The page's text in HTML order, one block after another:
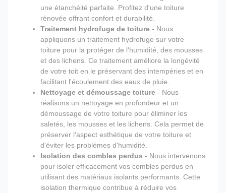
une étanchéité parfaite. Profitez d'une toiture
rénovée offrant confort et durabilité.
Traitement hydrofuge de toiture - Nous
appliquons un traitement hydrofuge sur votre
toiture pour la protéger de l'humidité, des mousses
et des lichens. Ce traitement améliore la longévité
de votre toit en le préservant des intempéries et en
facilitant l'écoulement des eaux de pluie.
Nettoyage et démoussage toiture - Nous
réalisons un nettoyage en profondeur et un
démoussage de votre toiture pour éliminer les
saletés, les mousses et les lichens. Cela permet de
préserver l'aspect esthétique de votre toiture et
d'éviter les problèmes d'humidité.
Isolation des combles perdus - Nous intervenons
pour isoler efficacement vos combles perdus en
utilisant des matériaux isolants performants. Cette
isolation thermique contribue à réduire vos